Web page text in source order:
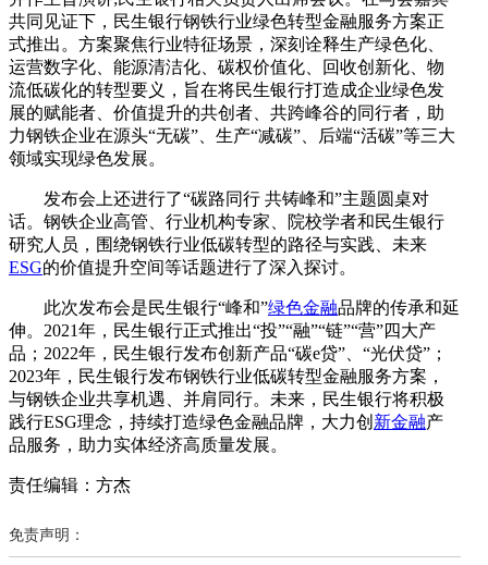
共同见证下，民生银行钢铁行业绿色转型金融服务方案正
式推出。方案聚焦行业特征场景，深刻诠释生产绿色化、
运营数字化、能源清洁化、碳权价值化、回收创新化、物
流低碳化的转型要义，旨在将民生银行打造成企业绿色发
展的赋能者、价值提升的共创者、共跨峰谷的同行者，助
力钢铁企业在源头“无碳”、生产“减碳”、后端“活碳”等三大
领域实现绿色发展。
发布会上还进行了“碳路同行 共铸峰和”主题圆桌对
话。钢铁企业高管、行业机构专家、院校学者和民生银行
研究人员，围绕钢铁行业低碳转型的路径与实践、未来
ESG的价值提升空间等话题进行了深入探讨。
此次发布会是民生银行“峰和”绿色金融品牌的传承和延
伸。2021年，民生银行正式推出“投”“融”“链”“营”四大产
品；2022年，民生银行发布创新产品“碳e贷”、“光伏贷”；
2023年，民生银行发布钢铁行业低碳转型金融服务方案，
与钢铁企业共享机遇、并肩同行。未来，民生银行将积极
践行ESG理念，持续打造绿色金融品牌，大力创 新金融产
品服务，助力实体经济高质量发展。
责任编辑：方杰
免责声明：